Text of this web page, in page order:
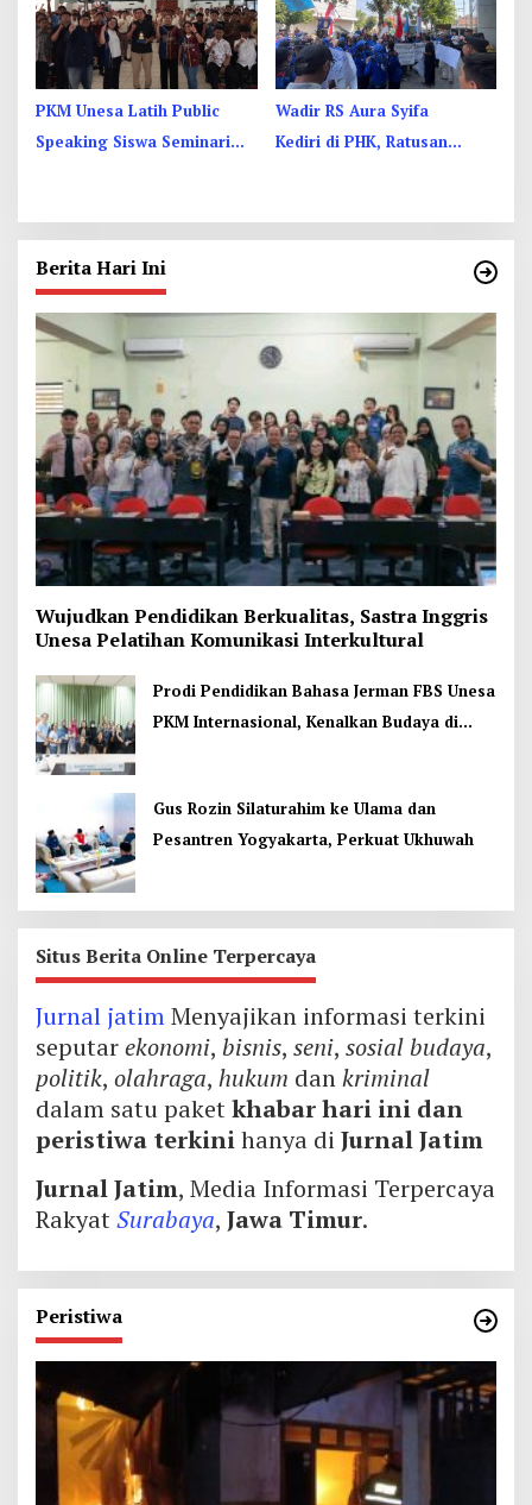
PKM Unesa Latih Public
Speaking Siswa Seminari
Wadir RS Aura Syifa
Kediri di PHK, Ratusan
Berita Hari Ini
Wujudkan Pendidikan Berkualitas, Sastra Inggris
Unesa Pelatihan Komunikasi Interkultural
Prodi Pendidikan Bahasa Jerman FBS Unesa
PKM Internasional, Kenalkan Budaya di
Gus Rozin Silaturahim ke Ulama dan
Pesantren Yogyakarta, Perkuat Ukhuwah
Situs Berita Online Terpercaya
Jurnal jatimMenyajikan informasi terkini
seputarekonomi, bisnis, seni, sosial budaya,
politik, olahraga, hukum dankriminal
dalam satu paketkhabar hari ini dan
peristiwa terkinihanya di Jurnal Jatim
Jurnal Jatim, Media Informasi Terpercaya
RakyatSurabaya, Jawa Timur.
Peristiwa